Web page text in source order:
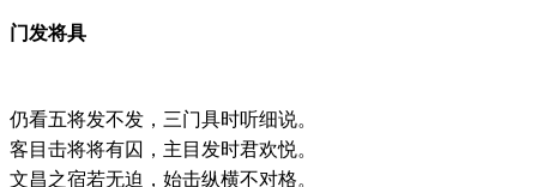
门发将具
仍看五将发不发，三门具时听细说。
客目击将将有囚，主目发时君欢悦。
文昌之宿若无迫，始击纵横不对格。